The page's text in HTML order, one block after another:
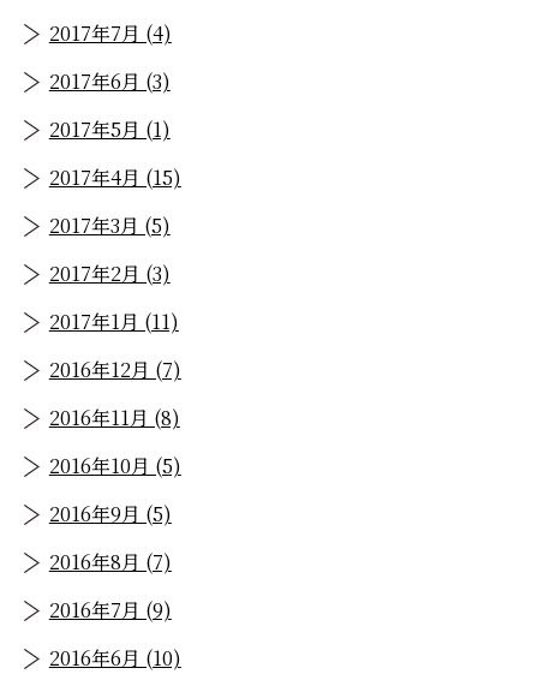
2017年7月 (4)
2017年6月 (3)
2017年5月 (1)
2017年4月 (15)
2017年3月 (5)
2017年2月 (3)
2017年1月 (11)
2016年12月 (7)
2016年11月 (8)
2016年10月 (5)
2016年9月 (5)
2016年8月 (7)
2016年7月 (9)
2016年6月 (10)